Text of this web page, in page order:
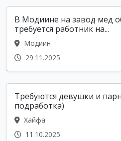
В Модиине на завод мед
требуется работник на...
Модиин
29.11.2025
Требуются девушки и
подработка)
Хайфа
11.10.2025